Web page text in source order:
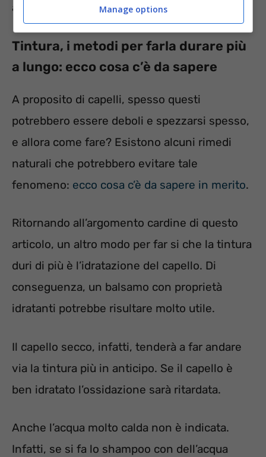
ad attecchire meglio alla cute.
Tintura, i metodi per farla durare più
a lungo: ecco cosa c’è da sapere
A proposito di capelli, spesso questi
potrebbero essere deboli e spezzarsi spesso,
e allora come fare? Esistono alcuni rimedi
naturali che potrebbero evitare tale
fenomeno: ecco cosa c’è da sapere in merito.
Ritornando all’argomento cardine di questo
articolo, un altro modo per far si che la tintura
duri di più è l’idratazione del capello. Di
conseguenza, un balsamo con proprietà
idratanti potrebbe risultare molto utile.
Il capello secco, infatti, tenderà a far andare
via la tintura più in anticipo. Se il capello è
ben idratato l’ossidazione sarà ritardata.
Anche l’acqua molto calda non è indicata.
Infatti, se si fa lo shampoo con dell’acqua
Manage options